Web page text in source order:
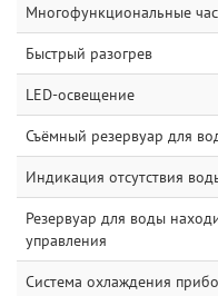
Многофункциональные
Быстрый разогрев
LED-освещение
Съёмный резервуар для
Индикация отсутствия
Резервуар для воды
управления
Система охлаждения